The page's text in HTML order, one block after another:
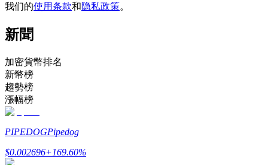
成為跟單交易員
我们的使用条款和隐私政策。
新聞
加密貨幣排名
新幣榜
趨勢榜
漲幅榜
PIPEDOGPipedog
$0.002696+169.60%